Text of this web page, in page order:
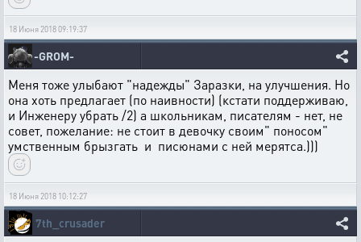
18 Июня 2018 09:19:37
-GROM-
Меня тоже улыбают "надежды" Заразки, на улучшения. Но
она хоть предлагает (по наивности) (кстати поддерживаю,
и Инженеру убрать /2) а школьникам, писателям - нет, не
совет, пожелание: не стоит в девочку своим" поносом"
умственным брызгать и писюнами с ней мерятса.)))
18 Июня 2018 10:12:27
7th_crusader